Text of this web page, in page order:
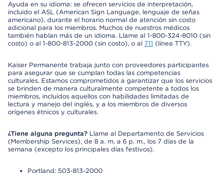
Ayuda en su idioma: se ofrecen servicios de interpretación,
incluido el ASL (American Sign Language, lenguaje de señas
americano), durante el horario normal de atención sin costo
adicional para los miembros. Muchos de nuestros médicos
también hablan más de un idioma. Llame al 1-800-324-8010 (sin
costo) o al 1-800-813-2000 (sin costo), o al 711 (línea TTY).
Kaiser Permanente trabaja junto con proveedores participantes
para asegurar que se cumplan todas las competencias
culturales. Estamos comprometidos a garantizar que los servicios
se brinden de manera culturalmente competente a todos los
miembros, incluidos aquellos con habilidades limitadas de
lectura y manejo del inglés, y a los miembros de diversos
orígenes étnicos y culturales.
¿Tiene alguna pregunta? Llame al Departamento de Servicios
(Membership Services), de 8 a. m. a 6 p. m., los 7 días de la
semana (excepto los principales días festivos).
Portland: 503-813-2000